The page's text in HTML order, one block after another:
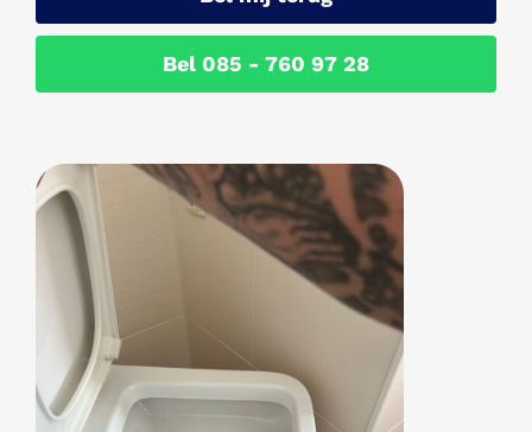
Bel 085 - 760 97 28